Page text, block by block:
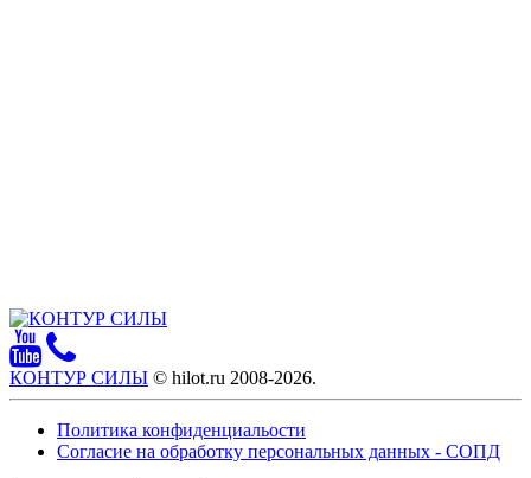
КОНТУР СИЛЫ © hilot.ru 2008-2026.
Политика конфиденциальости
Согласие на обработку персональных данных - СОПД